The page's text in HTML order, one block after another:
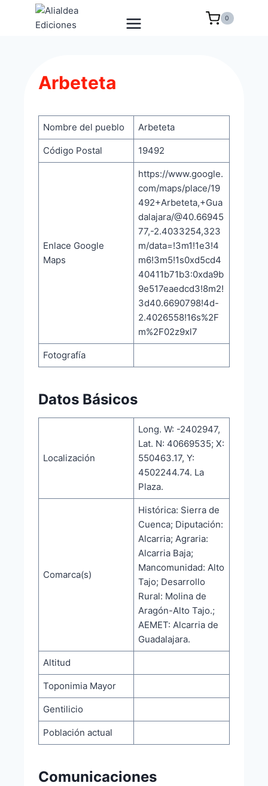
0
Arbeteta
Nombre del pueblo Arbeteta
Código Postal 19492
Enlace Google
Maps
https://www.google.
com/maps/place/19
492+Arbeteta,+Gua
dalajara/@40.66945
77,-2.4033254,323
m/data=!3m1!1e3!4
m6!3m5!1s0xd5cd4
40411b71b3:0xda9b
9e517eaedcd3!8m2!
3d40.6690798!4d-
2.4026558!16s%2F
m%2F02z9xl7
Fotografía
Datos Básicos
Localización
Long. W: -2402947,
Lat. N: 40669535; X:
550463.17, Y:
4502244.74. La
Plaza.
Comarca(s)
Histórica: Sierra de
Cuenca; Diputación:
Alcarria; Agraria:
Alcarria Baja;
Mancomunidad: Alto
Tajo; Desarrollo
Rural: Molina de
Aragón-Alto Tajo.;
AEMET: Alcarria de
Guadalajara.
Altitud
Toponimia Mayor
Gentilicio
Población actual
Comunicaciones